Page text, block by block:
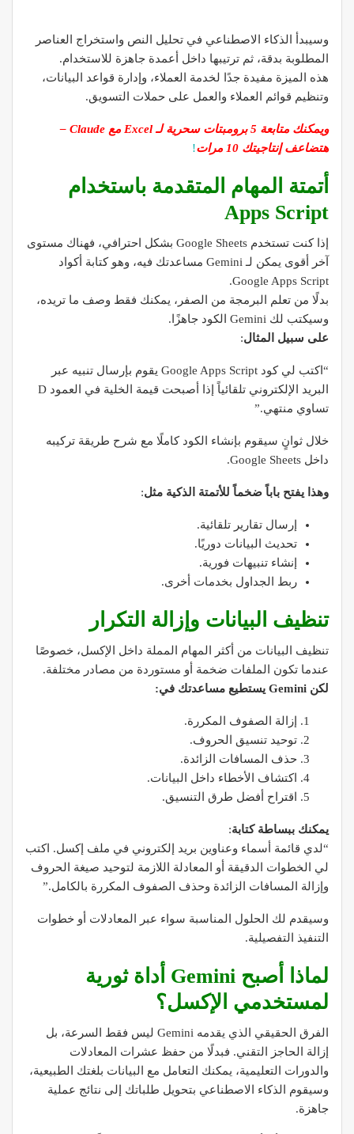
وسيبدأ الذكاء الاصطناعي في تحليل النص واستخراج العناصر
المطلوبة بدقة، ثم ترتيبها داخل أعمدة جاهزة للاستخدام.
هذه الميزة مفيدة جدًا لخدمة العملاء، وإدارة قواعد البيانات،
وتنظيم قوائم العملاء والعمل على حملات التسويق.
ويمكنك متابعة 5 برومبتات سحرية لـ Excel مع Claude –
هتضاعف إنتاجيتك 10 مرات
!
أتمتة المهام المتقدمة باستخدام
Apps Script
إذا كنت تستخدم Google Sheets بشكل احترافي، فهناك مستوى
آخر أقوى يمكن لـ Gemini مساعدتك فيه، وهو كتابة أكواد
Google Apps Script.
بدلًا من تعلم البرمجة من الصفر، يمكنك فقط وصف ما تريده،
وسيكتب لك Gemini الكود جاهزًا.
على سبيل المثال:
“اكتب لي كود Google Apps Script يقوم بإرسال تنبيه عبر
البريد الإلكتروني تلقائياً إذا أصبحت قيمة الخلية في العمود D
تساوي منتهي.”
خلال ثوانٍ سيقوم بإنشاء الكود كاملًا مع شرح طريقة تركيبه
داخل Google Sheets.
وهذا يفتح باباً ضخماً للأتمتة الذكية مثل:
إرسال تقارير تلقائية.
تحديث البيانات دوريًا.
إنشاء تنبيهات فورية.
ربط الجداول بخدمات أخرى.
تنظيف البيانات وإزالة التكرار
تنظيف البيانات من أكثر المهام المملة داخل الإكسل، خصوصًا
عندما تكون الملفات ضخمة أو مستوردة من مصادر مختلفة.
لكن Gemini يستطيع مساعدتك في:
إزالة الصفوف المكررة.
توحيد تنسيق الحروف.
حذف المسافات الزائدة.
اكتشاف الأخطاء داخل البيانات.
اقتراح أفضل طرق التنسيق.
يمكنك ببساطة كتابة:
“لدي قائمة أسماء وعناوين بريد إلكتروني في ملف إكسل. اكتب
لي الخطوات الدقيقة أو المعادلة اللازمة لتوحيد صيغة الحروف
وإزالة المسافات الزائدة وحذف الصفوف المكررة بالكامل.”
وسيقدم لك الحلول المناسبة سواء عبر المعادلات أو خطوات
التنفيذ التفصيلية.
لماذا أصبح Gemini أداة ثورية
لمستخدمي الإكسل؟
الفرق الحقيقي الذي يقدمه Gemini ليس فقط السرعة، بل
إزالة الحاجز التقني. فبدلًا من حفظ عشرات المعادلات
والدورات التعليمية، يمكنك التعامل مع البيانات بلغتك الطبيعية،
وسيقوم الذكاء الاصطناعي بتحويل طلباتك إلى نتائج عملية
جاهزة.